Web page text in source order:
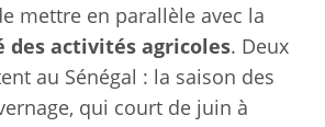
mettre en parallèle avec la
des activités agricoles. Deux
au Sénégal : la saison des
qui court de juin à